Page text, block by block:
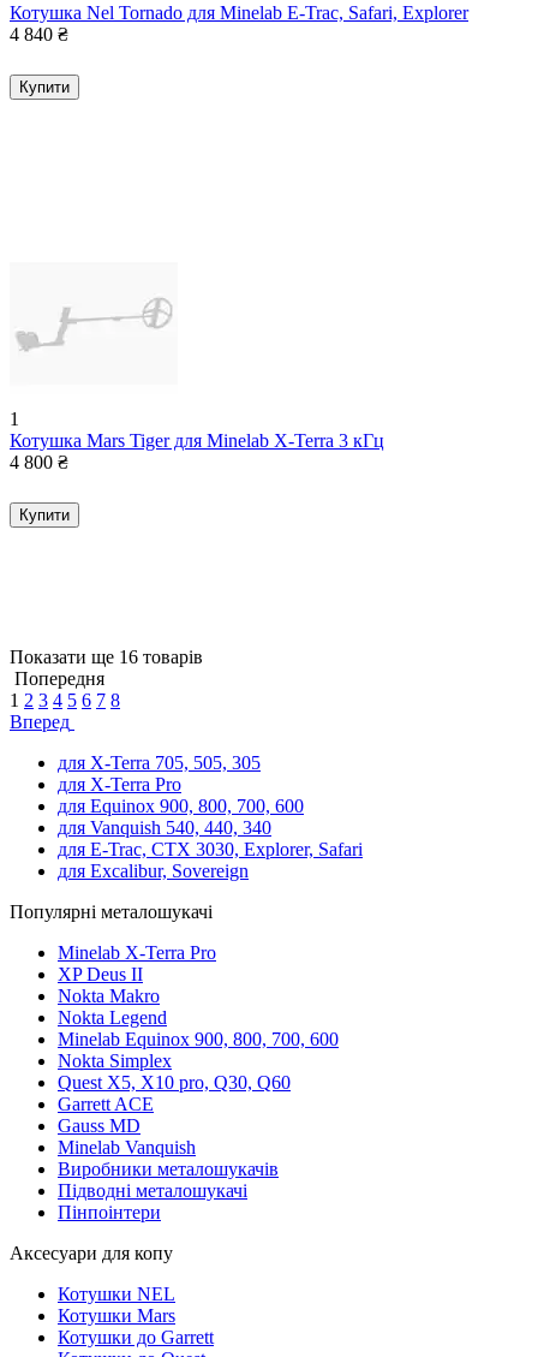
Котушка Nel Tornado для Minelab E-Trac, Safari, Explorer
4 840 ₴
Купити
1
Котушка Mars Tiger для Minelab X-Terra 3 кГц
4 800 ₴
Купити
Показати ще 16 товарів
Попередня
1 2 3 4 5 6 7 8
Вперед
для X-Terra 705, 505, 305
для X-Terra Pro
для Equinox 900, 800, 700, 600
для Vanquish 540, 440, 340
для E-Trac, CTX 3030, Explorer, Safari
для Excalibur, Sovereign
Популярні металошукачі
Minelab X-Terra Pro
XP Deus II
Nokta Makro
Nokta Legend
Minelab Equinox 900, 800, 700, 600
Nokta Simplex
Quest X5, X10 pro, Q30, Q60
Garrett ACE
Gauss MD
Minelab Vanquish
Виробники металошукачів
Підводні металошукачі
Пінпоінтери
Аксесуари для копу
Котушки NEL
Котушки Mars
Котушки до Garrett